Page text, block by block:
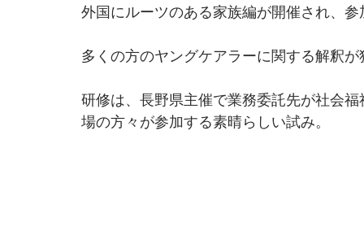
外国にルーツのある家族編が開催され、
多くの方のヤングケアラーに関する解釈
研修は、長野県主催で業務委託先が社会
場の方々が参加する素晴らしい試み。